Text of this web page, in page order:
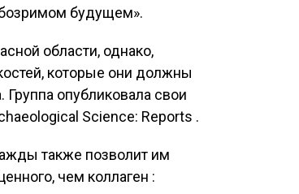
будущем».
области, однако,
которые они должны
опубликовала свои
Science: Reports .
также позволит им
чем коллаген :